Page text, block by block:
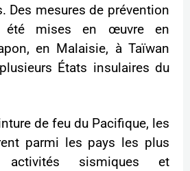
Des mesures de prévention
été mises en œuvre en
en Malaisie, à Taïwan
États insulaires du
de feu du Pacifique, les
parmi les pays les plus
activités sismiques et